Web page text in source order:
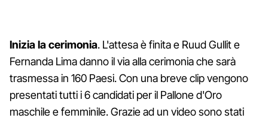
Inizia la cerimonia. L'attesa è finita e Ruud Gullit e
Fernanda Lima danno il via alla cerimonia che sarà
trasmessa in 160 Paesi. Con una breve clip vengono
presentati tutti i 6 candidati per il Pallone d'Oro
maschile e femminile. Grazie ad un video sono stati